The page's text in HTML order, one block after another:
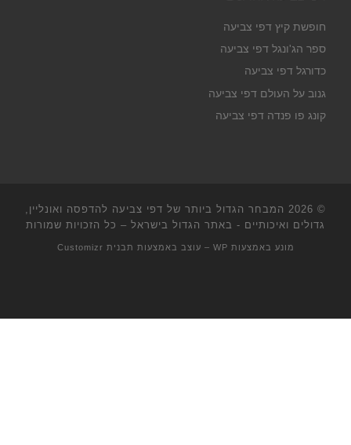
חופשת קיץ דפי צביעה
ספר הג'ונגל דפי צביעה
כדורגל דפי צביעה
גנוב על העולם דפי צביעה
קונג פו פנדה דפי צביעה
© 2026
המבחר הגדול ביותר של דפי צביעה להדפסה ואונליין,
גדולים ואיכותיים - באתר הגדול בישראל – כל הזכויות שמורות
מונע באמצעות WP – עוצב באמצעות תבנית Customizr